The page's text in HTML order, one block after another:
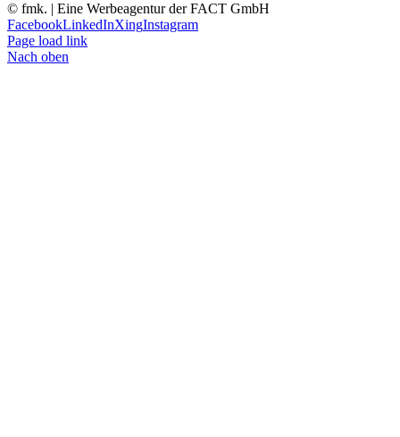
© fmk. | Eine Werbeagentur der FACT GmbH
FacebookLinkedInXingInstagram
Page load link
Nach oben